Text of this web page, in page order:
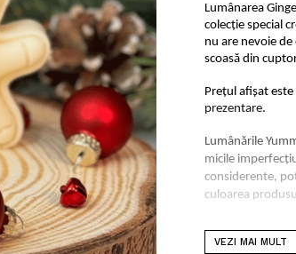
Lumânarea
colecție special
nu are nevoie
scoasă din
Prețul afișat
prezentare.
Lumânările
micile
considerente,
culoarea
Specificații:
Dimensiune:
VEZI MAI MULT